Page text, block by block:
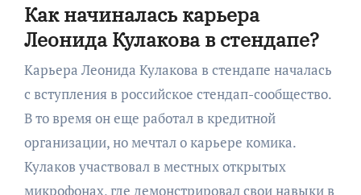
Как начиналась карьера
Леонида Кулакова в стендапе?
Карьера Леонида Кулакова в стендапе началась
с вступления в российское стендап-сообщество.
В то время он еще работал в кредитной
организации, но мечтал о карьере комика.
Кулаков участвовал в местных открытых
микрофонах, где демонстрировал свои навыки в